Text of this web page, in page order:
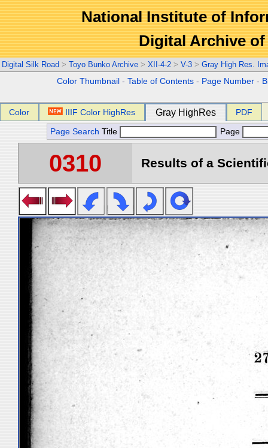
National Institute of
Digital Archive
Digital Silk Road > Toyo Bunko Archive > XII-4-2 > V-3 > Gray High Res.
Color Thumbnail -Table of Contents - Page Number -
Color IIIF Color HighRes Gray HighRes PDF
Page Search Title Page
0310 Results of a